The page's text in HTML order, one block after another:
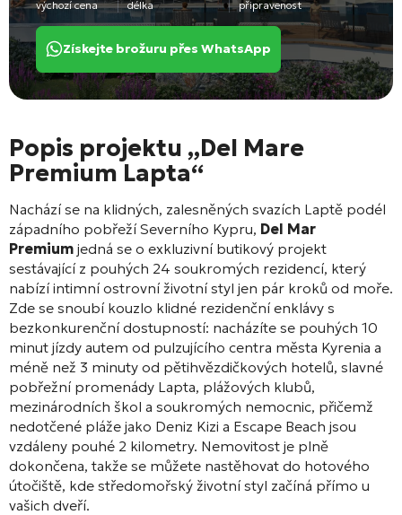
výchozí cena délka připravenost
Získejte brožuru přes WhatsApp
Popis projektu „Del Mare
Premium Lapta“
Nachází se na klidných, zalesněných svazích Laptě podél
západního pobřeží Severního Kypru, Del Mar
Premium jedná se o exkluzivní butikový projekt
sestávající z pouhých 24 soukromých rezidencí, který
nabízí intimní ostrovní životní styl jen pár kroků od moře.
Zde se snoubí kouzlo klidné rezidenční enklávy s
bezkonkurenční dostupností: nacházíte se pouhých 10
minut jízdy autem od pulzujícího centra města Kyrenia a
méně než 3 minuty od pětihvězdičkových hotelů, slavné
pobřežní promenády Lapta, plážových klubů,
mezinárodních škol a soukromých nemocnic, přičemž
nedotčené pláže jako Deniz Kizi a Escape Beach jsou
vzdáleny pouhé 2 kilometry. Nemovitost je plně
dokončena, takže se můžete nastěhovat do hotového
útočiště, kde středomořský životní styl začíná přímo u
vašich dveří.